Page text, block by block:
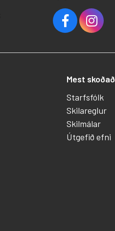
Mest skoðað
Starfsfólk
Skilareglur
Skilmálar
Útgefið efni